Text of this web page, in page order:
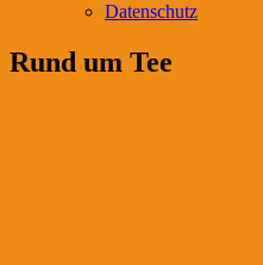
Datenschutz
Rund um Tee